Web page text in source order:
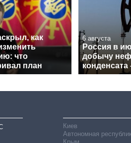
как
что
план
6 августа
Россия в
добычу
Киев
Автономная